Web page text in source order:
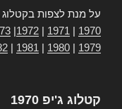
על מנת לצפות
1970
1971
1972
1979
1980
1981
קטלוג ג'יפ 1970